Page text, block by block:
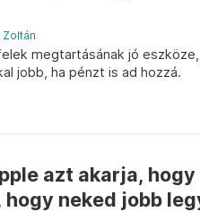
Zoltán
megtartásának jó
jobb, ha pénzt is ad hozzá.
azt akarja,
hogy neked jobb